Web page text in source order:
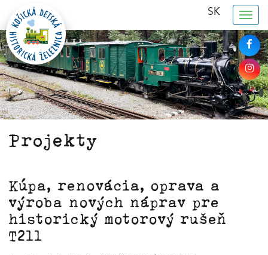
SK
Projekty
Kúpa, renovácia, oprava a
výroba nových náprav pre
historický motorový rušeň
T211